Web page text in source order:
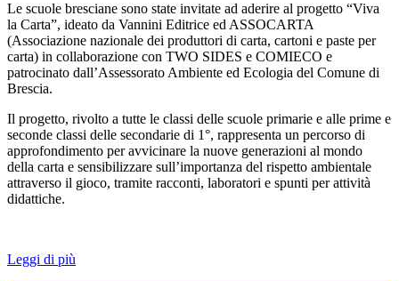
Le scuole bresciane sono state invitate ad aderire al progetto “Viva
la Carta”, ideato da Vannini Editrice ed ASSOCARTA
(Associazione nazionale dei produttori di carta, cartoni e paste per
carta) in collaborazione con TWO SIDES e COMIECO e
patrocinato dall’Assessorato Ambiente ed Ecologia del Comune di
Brescia.
Il progetto, rivolto a tutte le classi delle scuole primarie e alle prime e
seconde classi delle secondarie di 1°, rappresenta un percorso di
approfondimento per avvicinare la nuove generazioni al mondo
della carta e sensibilizzare sull’importanza del rispetto ambientale
attraverso il gioco, tramite racconti, laboratori e spunti per attività
didattiche.
Leggi di più